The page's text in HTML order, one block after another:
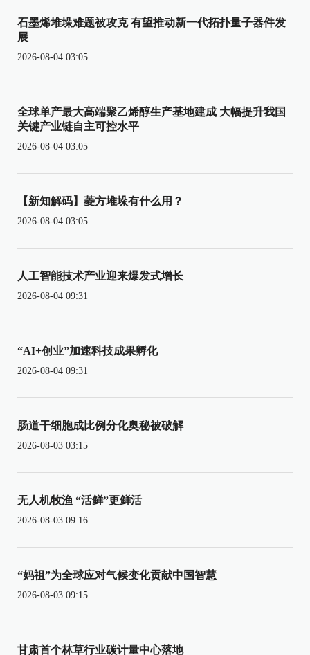
石墨烯堆垛难题被攻克 有望推动新一代拓扑量子器件发
展
2026-08-04 03:05
全球单产最大高端聚乙烯醇生产基地建成 大幅提升我国
关键产业链自主可控水平
2026-08-04 03:05
【新知解码】菱方堆垛有什么用？
2026-08-04 03:05
人工智能技术产业迎来爆发式增长
2026-08-04 09:31
“AI+创业”加速科技成果孵化
2026-08-04 09:31
肠道干细胞成比例分化奥秘被破解
2026-08-03 03:15
无人机牧渔 “活鲜”更鲜活
2026-08-03 09:16
“妈祖”为全球应对气候变化贡献中国智慧
2026-08-03 09:15
甘肃首个林草行业碳计量中心落地